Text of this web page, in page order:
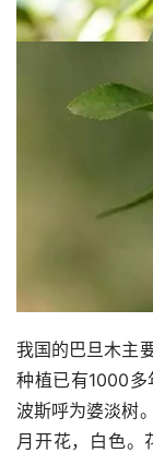
我国的巴旦木主
种植已有1000多
波斯呼为婆淡树
月开花，白色。